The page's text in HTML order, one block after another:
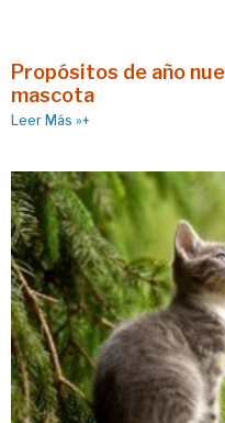
Propósitos de año
mascota
Leer Más »+